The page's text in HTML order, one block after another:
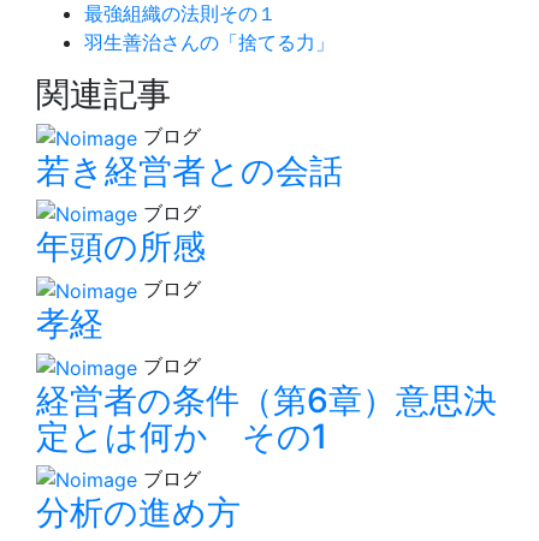
最強組織の法則その１
羽生善治さんの「捨てる力」
関連記事
ブログ
若き経営者との会話
ブログ
年頭の所感
ブログ
孝経
ブログ
経営者の条件（第6章）意思決
定とは何か その1
ブログ
分析の進め方